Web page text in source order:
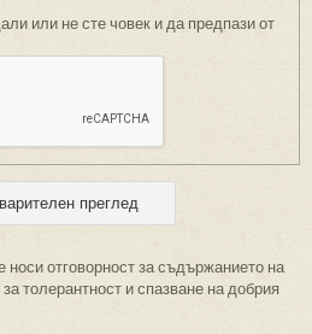
или не сте човек и да предпази от
отговорност за съдържанието на
толерантност и спазване на добрия